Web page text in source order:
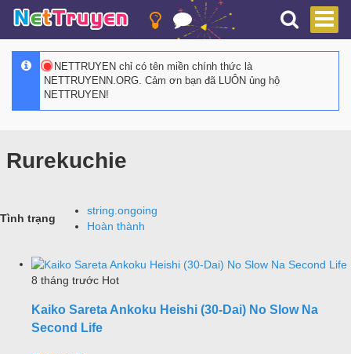
NETTRUYEN chỉ có tên miền chính thức là
NETTRUYENN.ORG. Cảm ơn bạn đã LUÔN ủng hộ
NETTRUYEN!
Rurekuchie
Tình trạng
string.ongoing
Hoàn thành
8 tháng trước Hot
Kaiko Sareta Ankoku Heishi (30-Dai) No Slow Na
Second Life